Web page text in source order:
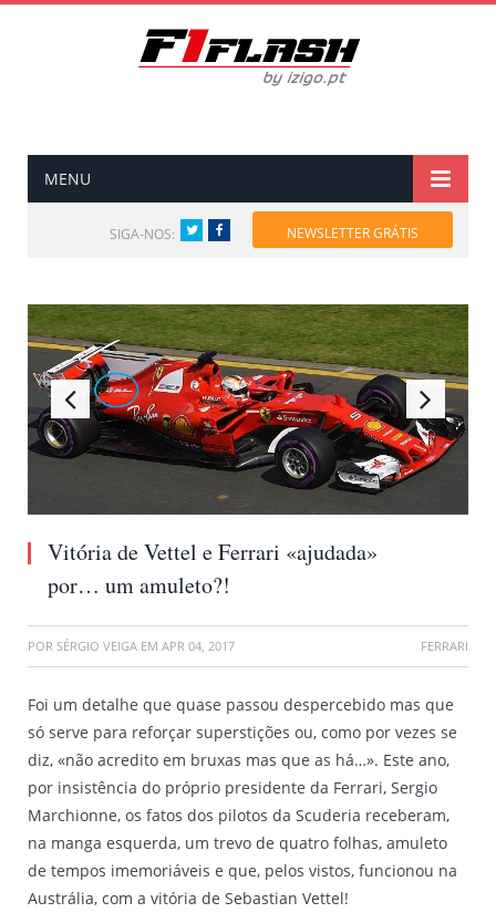
MENU
SIGA-NOS: TwitterFacebook NEWSLETTER GRÁTIS
Vitória de Vettel e Ferrari «ajudada»
por… um amuleto?!
POR SÉRGIO VEIGA EM APR 04, 2017 FERRARI
Foi um detalhe que quase passou despercebido mas que
só serve para reforçar superstições ou, como por vezes se
diz, «não acredito em bruxas mas que as há…». Este ano,
por insistência do próprio presidente da Ferrari, Sergio
Marchionne, os fatos dos pilotos da Scuderia receberam,
na manga esquerda, um trevo de quatro folhas, amuleto
de tempos imemoriáveis e que, pelos vistos, funcionou na
Austrália, com a vitória de Sebastian Vettel!